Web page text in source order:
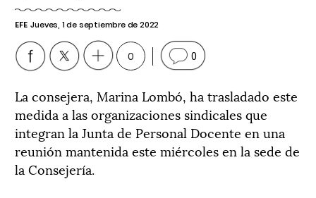
EFE Jueves, 1 de septiembre de 2022
0 0
La consejera, Marina Lombó, ha trasladado este
medida a las organizaciones sindicales que
integran la Junta de Personal Docente en una
reunión mantenida este miércoles en la sede de
la Consejería.